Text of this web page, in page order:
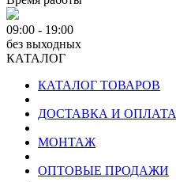
09:00 - 19:00
без выходных
КАТАЛОГ
КАТАЛОГ ТОВАРОВ
ДОСТАВКА И ОПЛАТА
МОНТАЖ
ОПТОВЫЕ ПРОДАЖИ